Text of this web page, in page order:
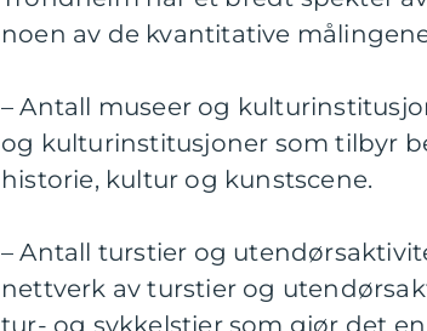
noen av de kvantitative
– Antall museer og
og kulturinstitusjoner som tilbyr
historie, kultur og kunstscene.
– Antall turstier og
nettverk av turstier og